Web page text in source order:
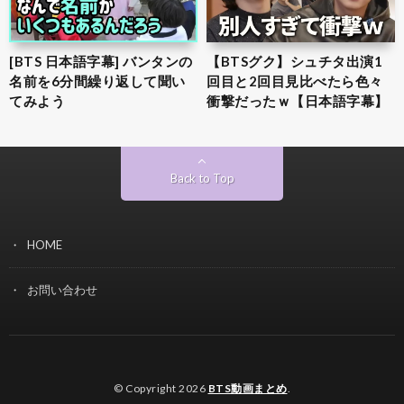
[BTS 日本語字幕] バンタンの
名前を6分間繰り返して聞い
てみよう
【BTSグク】シュチタ出演1
回目と2回目見比べたら色々
衝撃だったｗ【日本語字幕】
Back to Top
HOME
お問い合わせ
© Copyright 2026 BTS動画まとめ.